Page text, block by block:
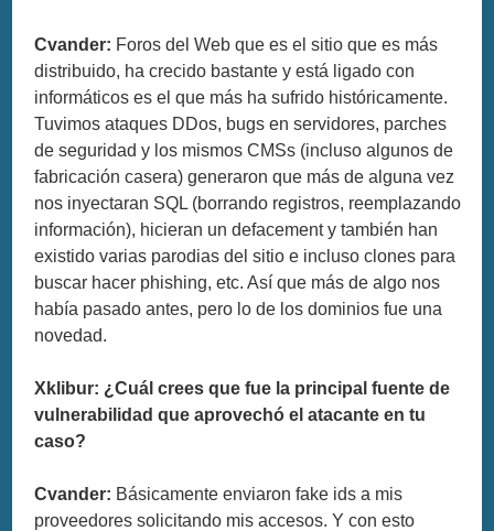
Cvander: Foros del Web que es el sitio que es más
distribuido, ha crecido bastante y está ligado con
informáticos es el que más ha sufrido históricamente.
Tuvimos ataques DDos, bugs en servidores, parches
de seguridad y los mismos CMSs (incluso algunos de
fabricación casera) generaron que más de alguna vez
nos inyectaran SQL (borrando registros, reemplazando
información), hicieran un defacement y también han
existido varias parodias del sitio e incluso clones para
buscar hacer phishing, etc. Así que más de algo nos
había pasado antes, pero lo de los dominios fue una
novedad.
Xklibur: ¿Cuál crees que fue la principal fuente de
vulnerabilidad que aprovechó el atacante en tu
caso?
Cvander: Básicamente enviaron fake ids a mis
proveedores solicitando mis accesos. Y con esto